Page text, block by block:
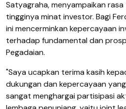
Satyagraha, menyampaikan
tingginya minat investor. Bagi
ini mencerminkan kepercayaan
terhadap fundamental dan
Pegadaian.
"Saya ucapkan terima kasih
dukungan dan kepercayaan
sangat menghargai partisipasi